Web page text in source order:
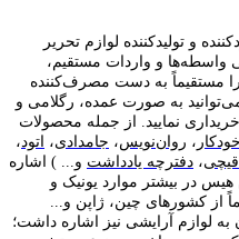
و تولید‌کننده لوازم تحریر
واسطه‌ها و واردات مستقیم،
مستقیماً به دست مصرف‌کننده
به صورت عمده، رگلامی و
نمایید. از جمله محصولات
خودکار ، روان‌نویس، جامدادی، اتود ،
قیچی، دفترچه یادداشت و... ) اشاره
در بیشتر موارد یونیک و
از کشور‌های چین، ژاپن و...
لوازم آرایشی نیز اشاره داشت؛